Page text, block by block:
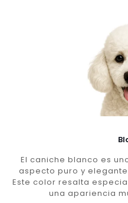
El caniche blanco es
aspecto puro y
Este color resalta
una apariencia